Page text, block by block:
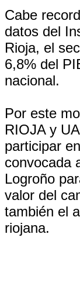
Cabe
datos del
Rioja, el
6,8% del
nacional.
Por este
RIOJA y
participar
convocada
Logroño
valor del
también el
riojana.